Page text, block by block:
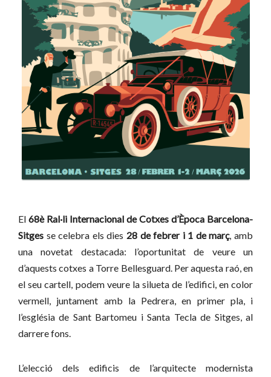
El 68è Ral·li Internacional de Cotxes d’Època Barcelona-
Sitges se celebra els dies 28 de febrer i 1 de març, amb
una novetat destacada: l’oportunitat de veure un
d’aquests cotxes a Torre Bellesguard. Per aquesta raó, en
el seu cartell, podem veure la silueta de l’edifici, en color
vermell, juntament amb la Pedrera, en primer pla, i
l’església de Sant Bartomeu i Santa Tecla de Sitges, al
darrere fons.
L’elecció dels edificis de l’arquitecte modernista